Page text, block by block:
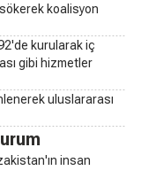
sökerek koalisyon
kurularak iç
gibi hizmetler
uluslararası
insan